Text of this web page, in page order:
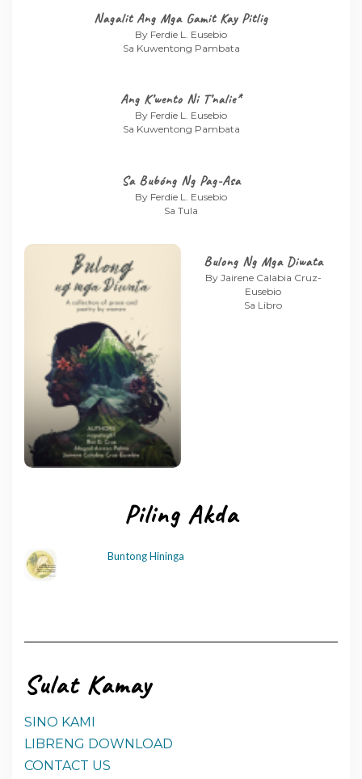
Nagalit Ang Mga Gamit Kay Pitlig
By Ferdie L. Eusebio
Sa Kuwentong Pambata
Ang K’wento Ni T’nalie*
By Ferdie L. Eusebio
Sa Kuwentong Pambata
Sa Bubóng Ng Pag-Asa
By Ferdie L. Eusebio
Sa Tula
Bulong Ng Mga Diwata
By Jairene Calabia Cruz-
Eusebio
Sa Libro
Piling Akda
Buntong Hininga
Sulat Kamay
SINO KAMI
LIBRENG DOWNLOAD
CONTACT US